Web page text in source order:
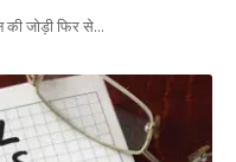
की जोड़ी फिर से…